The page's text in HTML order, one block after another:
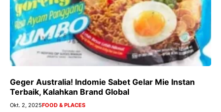
Geger Australia! Indomie Sabet Gelar Mie Instan
Terbaik, Kalahkan Brand Global
Okt. 2, 2025FOOD & PLACES